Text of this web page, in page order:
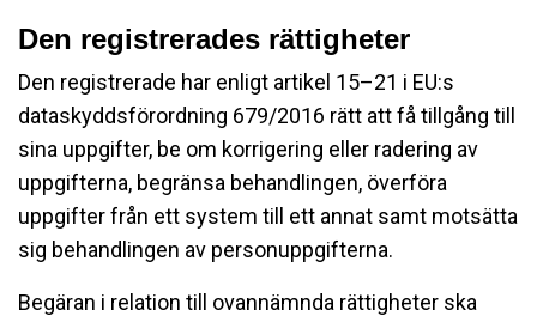
Den registrerades rättigheter
Den registrerade har enligt artikel 15–21 i EU:s
dataskyddsförordning 679/2016 rätt att få tillgång till
sina uppgifter, be om korrigering eller radering av
uppgifterna, begränsa behandlingen, överföra
uppgifter från ett system till ett annat samt motsätta
sig behandlingen av personuppgifterna.
Begäran i relation till ovannämnda rättigheter ska